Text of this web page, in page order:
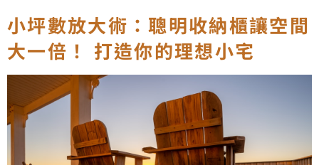
小坪數放大術：聰明收納櫃讓空間
大一倍！ 打造你的理想小宅